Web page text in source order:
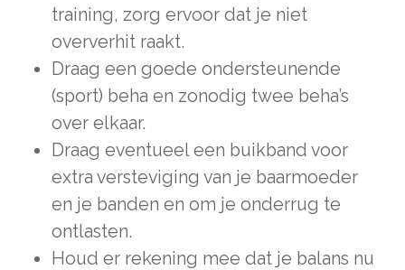
training, zorg ervoor dat je niet
oververhit raakt.
Draag een goede ondersteunende
(sport) beha en zonodig twee beha’s
over elkaar.
Draag eventueel een buikband voor
extra versteviging van je baarmoeder
en je banden en om je onderrug te
ontlasten.
Houd er rekening mee dat je balans nu